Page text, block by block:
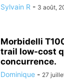
Sylvain R - 3 août,
Morbidelli
trail low-cost
concurrence.
Dominique - 27